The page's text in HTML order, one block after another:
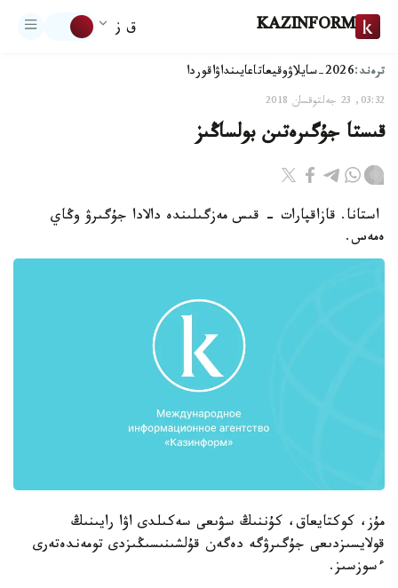
KAZINFORM ق ز
ترەند:2026-سايلاۋ وقيعاتاعايىنداۋاقوردا
03:32, 23 جەلتوقسان 2018
قىستا جۇگىرەتىن بولساڭىز
استانا. قازاقپارات - قىس مەزگىلىندە دالادا جۇگىرۋ وڭاي
ەمەس.
مۇز، كوكتايعاق، كۇننىڭ سۋىعى سەكىلدى اۋا رايىنىڭ
قولايسىزدىعى جۇگىرۋگە دەگەن قۇلشىنىسىڭىزدى تومەندەتەرى
ءسوزسىز.